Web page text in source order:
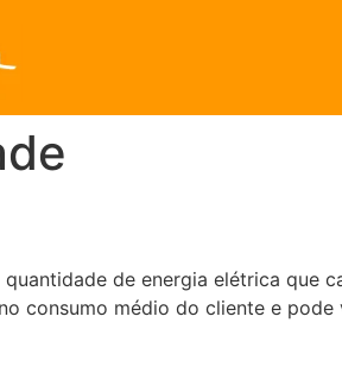
de energia elétrica que
consumo médio do cliente e